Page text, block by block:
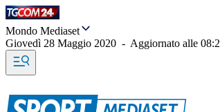
Mondo Mediaset
Giovedì 28 Maggio 2020 - Aggiornato alle